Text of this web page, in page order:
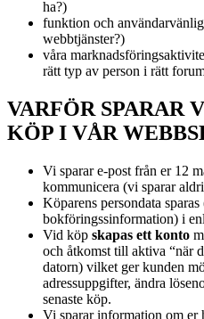
ha?)
funktion och
webbtjänster?)
våra
rätt typ av person i rätt
VARFÖR SPARAR
KÖP I VÅR
Vi sparar e-post från er 12
kommunicera (vi sparar
Köparens persondata
bokföringssinformation) i
Vid köp skapas ett konto
och åtkomst till aktiva “när
datorn) vilket ger kunden
adressuppgifter, ändra
senaste köp.
Vi sparar information om er